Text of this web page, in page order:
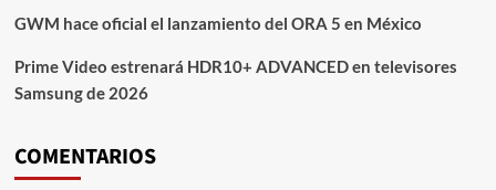
GWM hace oficial el lanzamiento del ORA 5 en México
Prime Video estrenará HDR10+ ADVANCED en televisores
Samsung de 2026
COMENTARIOS